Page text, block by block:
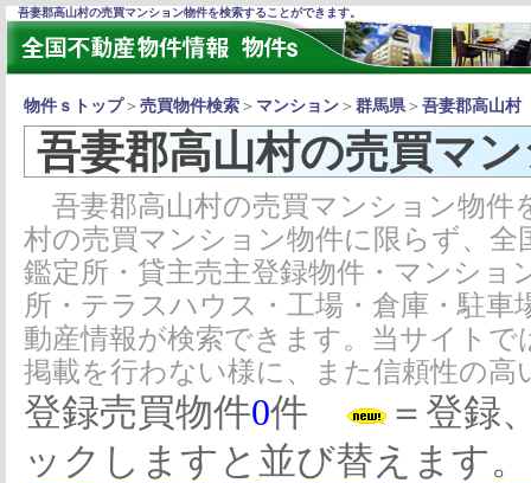
吾妻郡高山村の売買マンション物件を検索することができます。
物件ｓトップ＞ 売買物件検索 ＞ マンション ＞ 群馬県＞ 吾妻郡高山村
吾妻郡高山村の売買マ
吾妻郡高山村の売買マンション物件
村の売買マンション物件に限らず、全
鑑定所・貸主売主登録物件・マンショ
所・テラスハウス・工場・倉庫・駐
動産情報が検索できます。当サイト
掲載を行わない様に、また信頼性の
登録売買物件0件
＝登録
ックしますと並び替えます。